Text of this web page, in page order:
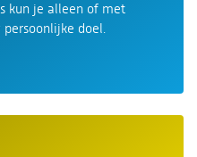
kun je alleen of met
doel.